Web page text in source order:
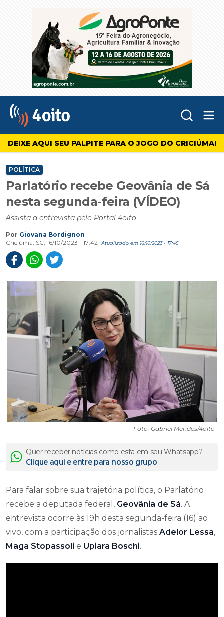
4oito
DEIXE AQUI SEU PALPITE PARA O JOGO DO CRICIÚMA!
POLÍTICA
Parlatório recebe Geovânia de Sá
nesta segunda-feira (VÍDEO)
Assista a entrevista pelo Portal 4oito
Por Giovana Bordignon
Criciúma, SC, 16/10/2023 - 17:42
Atualizado em 16/10/2023 - 17:45
Foto: Gabriel Mendes/4oito
Quer receber notícias como esta em seu Whatsapp?
Clique aqui e entre para nosso grupo
Para falar sobre sua trajetória política, o Parlatório
recebe a deputada federal, Geovânia de Sá. A
entrevista ocorre às 19h desta segunda-feira (16) ao
vivo, com a participação dos jornalistas Adelor Lessa,
Maga Stopassoli e Upiara Boschi.